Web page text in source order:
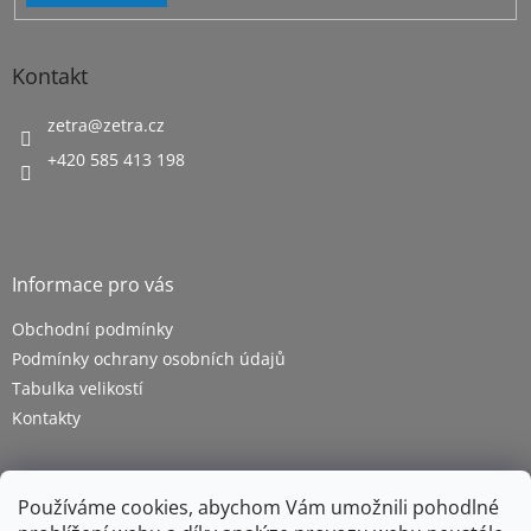
Používáme cookies, abychom Vám umožnili pohodlné
Kontakt
zetra@zetra.cz
+420 585 413 198
Informace pro vás
Obchodní podmínky
Podmínky ochrany osobních údajů
Tabulka velikostí
Kontakty